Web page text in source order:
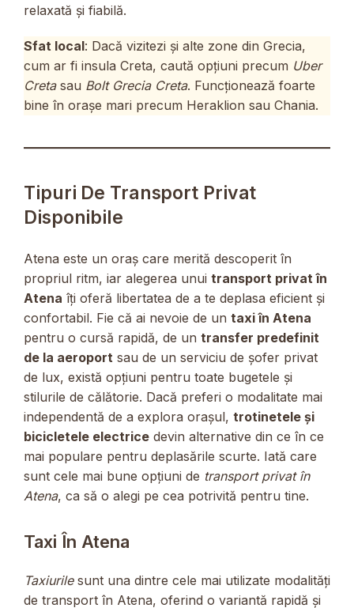
relaxată și fiabilă.
Sfat local: Dacă vizitezi și alte zone din Grecia,
cum ar fi insula Creta, caută opțiuni precum Uber
Cretasau Bolt Grecia Creta. Funcționează foarte
bine în orașe mari precum Heraklion sau Chania.
Tipuri De Transport Privat
Disponibile
Atena este un oraș care merită descoperit în
propriul ritm, iar alegerea unui transport privat în
Atena îți oferă libertatea de a te deplasa eficient și
confortabil. Fie că ai nevoie de un taxi în Atena
pentru o cursă rapidă, de un transfer predefinit
de la aeroport sau de un serviciu de șofer privat
de lux, există opțiuni pentru toate bugetele și
stilurile de călătorie. Dacă preferi o modalitate mai
independentă de a explora orașul, trotinetele și
bicicletele electrice devin alternative din ce în ce
mai populare pentru deplasările scurte. Iată care
sunt cele mai bune opțiuni de transport privat în
Atena, ca să o alegi pe cea potrivită pentru tine.
Taxi În Atena
Taxiurilesunt una dintre cele mai utilizate modalități
de transport în Atena, oferind o variantă rapidă și